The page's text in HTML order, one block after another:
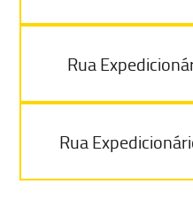
Rua
Rua